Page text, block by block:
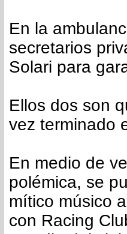
En la
secretarios
Solari para
Ellos dos son
vez terminado
En medio de
polémica, se
mítico músico
con Racing